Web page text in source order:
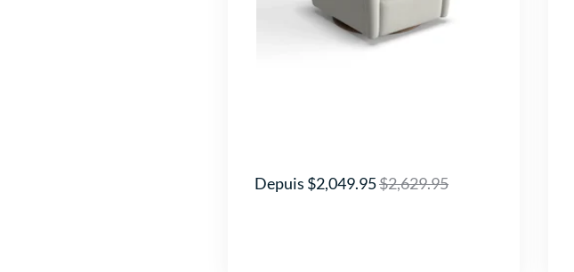
Depuis $2,049.95$2,629.95